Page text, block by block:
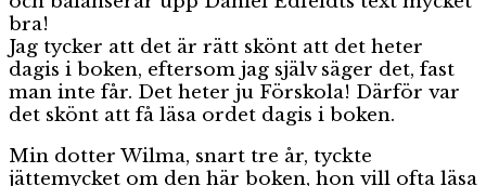
bra!
Jag tycker att det är rätt skönt att det heter
dagis i boken, eftersom jag själv säger det, fast
man inte får. Det heter ju Förskola! Därför var
det skönt att få läsa ordet dagis i boken.
Min dotter Wilma, snart tre år, tyckte
jättemycket om den här boken, hon vill ofta läsa